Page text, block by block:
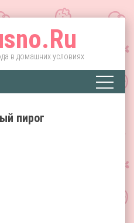
в домашних условиях
пирог